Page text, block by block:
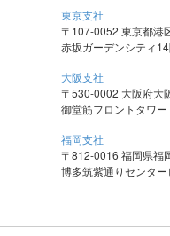
東京支社
〒107-0052 東京都港
赤坂ガーデンシティ
大阪支社
〒530-0002 大阪府大
御堂筋フロントタワー
福岡支社
〒812-0016 福岡県福
博多筑紫通りセンタ